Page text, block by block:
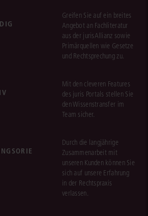
Greifen Sie auf ein breites
Angebot an Fachliteratur
aus der jurisAllianz sowie
Primärquellen wie Gesetze
und Rechtsprechung zu.
Mit den cleveren Features
des juris Portals stellen Sie
den Wissenstransfer im
Team sicher.
Durch die langjährige
Zusammenarbeit mit
unseren Kunden können Sie
sich auf unsere Erfahrung
in der Rechtspraxis
verlassen.